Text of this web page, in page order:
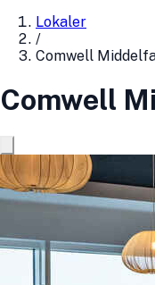
Lokaler
/
Comwell
Comwell